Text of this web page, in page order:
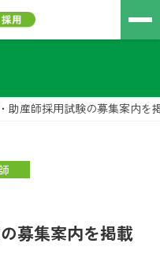
助産師採用試験の募集案内を
募集案内を掲載